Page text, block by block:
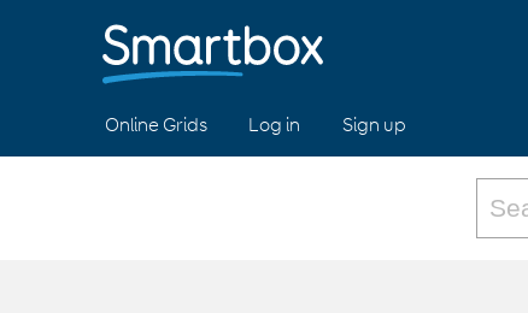
Online Grids Log in Sign up